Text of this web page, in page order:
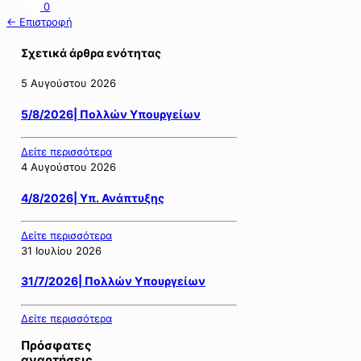
0
← Επιστροφή
Σχετικά άρθρα ενότητας
5 Αυγούστου 2026
5/8/2026| Πολλών Υπουργείων
Δείτε περισσότερα
4 Αυγούστου 2026
4/8/2026| Υπ. Ανάπτυξης
Δείτε περισσότερα
31 Ιουλίου 2026
31/7/2026| Πολλών Υπουργείων
Δείτε περισσότερα
Πρόσφατες